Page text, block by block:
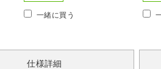
一緒に買う
仕様詳細